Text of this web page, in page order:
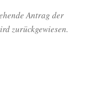
Antrag der
zurückgewiesen.